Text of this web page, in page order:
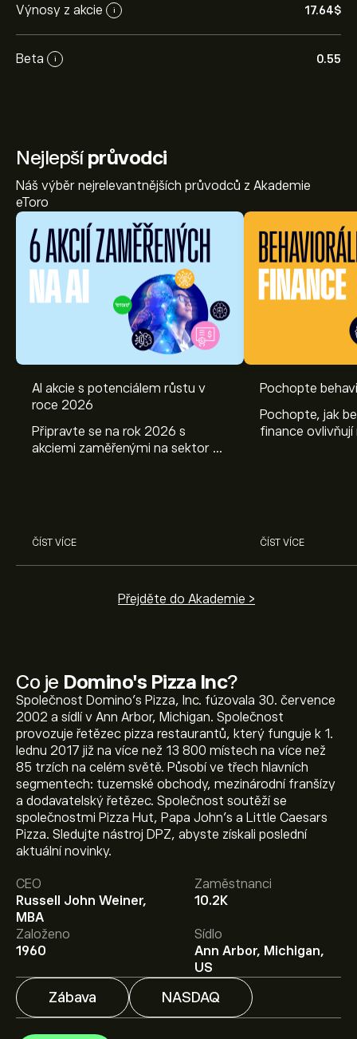
Výnosy z akcie i 17.64‎$‎
Beta i 0.55
Co je Domino's Pizza Inc?
Společnost Domino's Pizza, Inc. fúzovala 30. července
2002 a sídlí v Ann Arbor, Michigan. Společnost
provozuje řetězec pizza restaurantů, který funguje k 1.
lednu 2017 již na více než 13 800 místech na více než
85 trzích na celém světě. Působí ve třech hlavních
segmentech: tuzemské obchody, mezinárodní franšízy
a dodavatelský řetězec. Společnost soutěží se
společnostmi Pizza Hut, Papa John's a Little Caesars
Pizza. Sledujte nástroj DPZ, abyste získali poslední
aktuální novinky.
CEO
Russell John Weiner,
MBA
Zaměstnanci
10.2K
Založeno
1960
Sídlo
Ann Arbor, Michigan,
US
Zábava NASDAQ
Nejlepšíprůvodci
Náš výběr nejrelevantnějších průvodců z Akademie
eToro
AI akcie s potenciálem růstu v
roce 2026
Připravte se na rok 2026 s
akciemi zaměřenými na sektor AI.
ČÍST VÍCE
Pochopte
Pochopte, jak
finance
ČÍST VÍCE
Přejděte do Akademie >
Aktuální cena akcie DPZ je 350.95‎$‎.
Průměrný cenový cíl pro akcie Domino's Pizza Inc je
350.95‎$‎.
prognózy analytiků i cenové cíle.
Analytici nabízí prognózy pro akcie Domino's Pizza Inc
na základě tržních trendů, finančních zpráv a
očekávaného růstu. Podívejte se na prognózu